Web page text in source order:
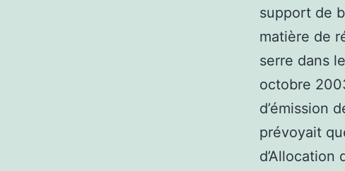
support de
matière de
serre dans
octobre
d’émission
prévoyait
d’Allocation